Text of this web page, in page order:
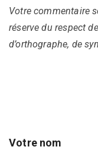
Votre commentaire
réserve du respect
d’orthographe, de
Votre nom